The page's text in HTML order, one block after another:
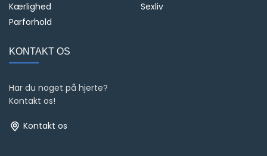
Kærlighed
Sexliv
Parforhold
KONTAKT OS
Har du noget på hjerte?
Kontakt os!
Kontakt os